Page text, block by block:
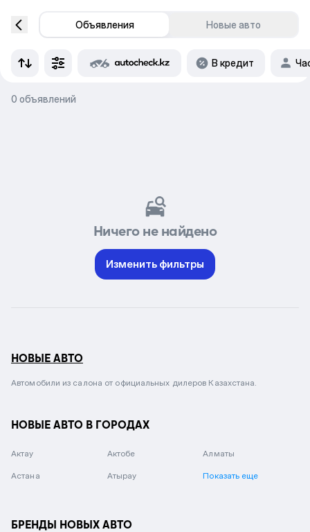
Объявления Новые авто
В кредит
0 объявлений
Ничего не найдено
Изменить фильтры
НОВЫЕ АВТО
Автомобили из салона от официальных дилеров Казахстана.
НОВЫЕ АВТО В ГОРОДАХ
Актау Актобе Алматы
Астана Атырау Показать еще
БРЕНДЫ НОВЫХ АВТО